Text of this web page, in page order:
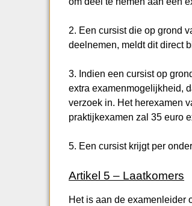
2. Een cursist die op grond
deelnemen, meldt dit direct
3. Indien een cursist op
extra examenmogelijkheid,
verzoek in. Het herexamen
praktijkexamen zal 35 euro
5. Een cursist krijgt per
Artikel 5 – Laatkomers
Het is aan de examenleider